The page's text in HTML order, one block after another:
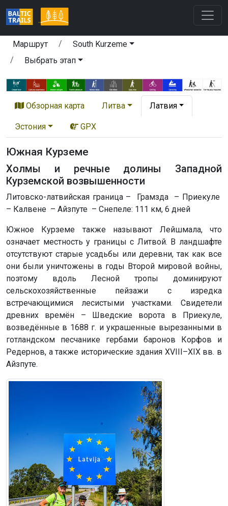
Маршрут
South Kurzeme
Выбрать этап
Обзорная карта Литва Латвия
Эстония GPX
Южная Курземе
Холмы и речные долины Западной
Курземской возвышенности
Литовско-латвийская граница – Грамзда – Приекуле
– Калвене – Айзпуте – Снепеле: 111 км, 6 дней
Южное Курземе также называют Лейшмала, что
означает местность у границы с Литвой. В ландшафте
отсутствуют старые усадьбы или деревни, так как все
они были уничтожены в годы Второй мировой войны,
поэтому вдоль Лесной тропы доминируют
сельскохозяйственные пейзажи с изредка
встречающимися лесистыми участками. Свидетели
древних времён – Шведские ворота в Приекуле,
возведённые в 1688 г. и украшенные вырезанными в
готландском песчанике гербами баронов Корфов и
Редернов, а также исторические здания XVIII–XIX вв. в
Айзпуте.